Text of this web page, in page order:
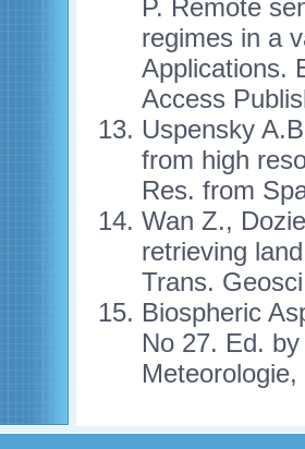
P. Remote
regimes in a
Applications.
Access
Uspensky
from high
Res. from
Wan Z.,
retrieving
Trans.
Biospheric
No 27. Ed.